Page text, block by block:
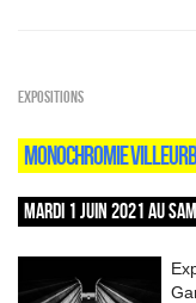
EXPOSITIONS
MONOCHROMIE
MARDI 1 JUIN 2021 AU